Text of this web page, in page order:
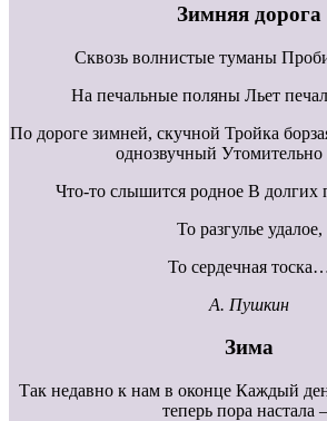
Зимняя дорога
Сквозь волнистые туманы
На печальные поляны Льет
По дороге зимней, скучной Тройка
однозвучный Утомительно
Что-то слышится родное В долгих
То разгулье удалое,
То сердечная
А. Пушкин
Зима
Так недавно к нам в оконце Каждый
теперь пора настала